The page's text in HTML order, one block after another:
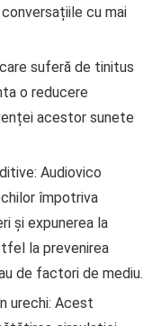
cu mai
suferă de tinitus
o reducere
acestor sunete
Audiovico
împotriva
și expunerea la
la prevenirea
de factori de mediu.
urechi: Acest